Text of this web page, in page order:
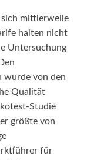
mittlerweile
halten nicht
Untersuchung
wurde von den
Qualität
Studie
größte von
für